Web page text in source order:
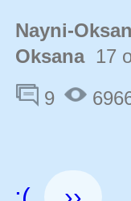
Nayni-
Oksana17
9